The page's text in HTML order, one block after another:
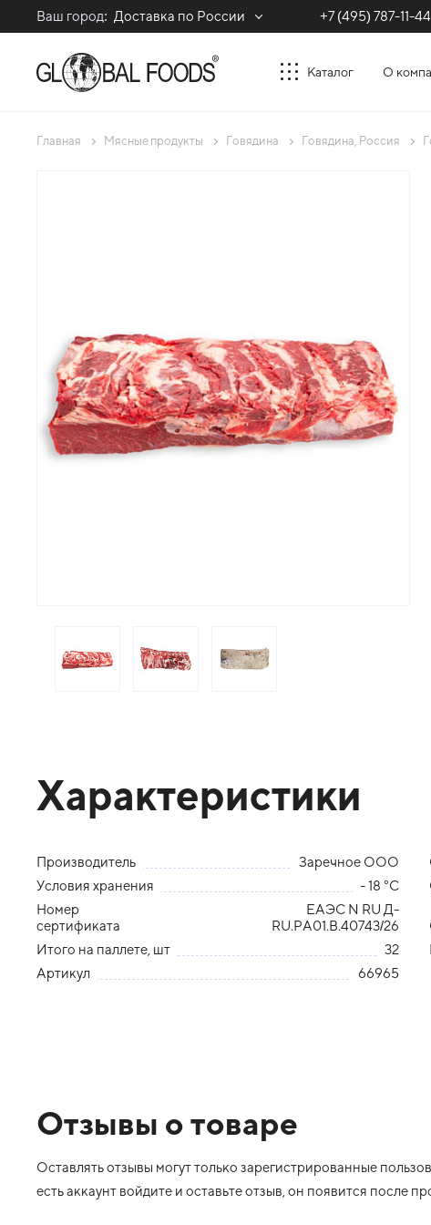
Ваш город: Доставка по России +7 (495) 787-11-44
Каталог О
Главная Мясные продукты Говядина Говядина, Россия
Характеристики
Производитель Заречное ООО
Условия хранения
- 18 °С
Номер
сертификата
ЕАЭС N RU Д-
RU.PA01.B.40743/26
Итого на паллете, шт
32
Артикул
66965
Отзывы о товаре
Оставлять отзывы могут только зарегистрированные
есть аккаунт войдите и оставьте отзыв, он появится после